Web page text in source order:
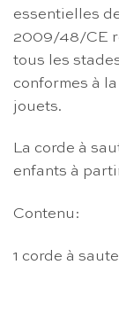
essentielles
2009/48/CE
tous les
conformes à
jouets.
La corde à
enfants à
Contenu:
1 corde à